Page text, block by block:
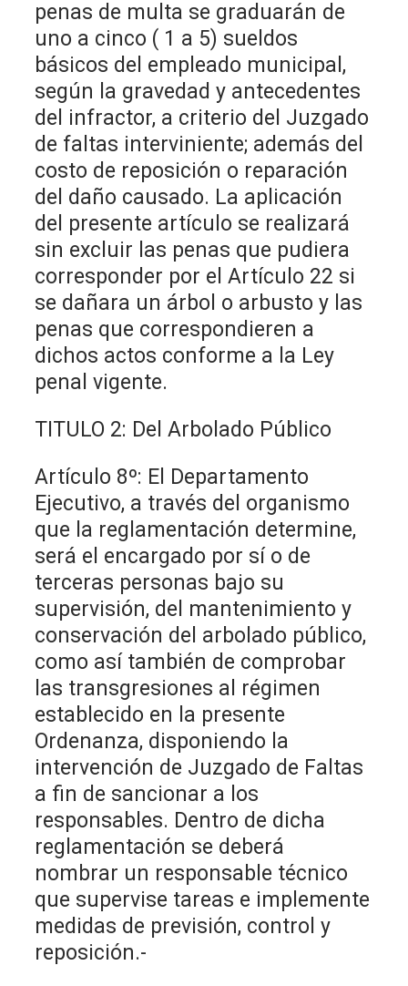
penas de multa se graduarán de
uno a cinco ( 1 a 5) sueldos
básicos del empleado municipal,
según la gravedad y antecedentes
del infractor, a criterio del Juzgado
de faltas interviniente; además del
costo de reposición o reparación
del daño causado. La aplicación
del presente artículo se realizará
sin excluir las penas que pudiera
corresponder por el Artículo 22 si
se dañara un árbol o arbusto y las
penas que correspondieren a
dichos actos conforme a la Ley
penal vigente.
TITULO 2: Del Arbolado Público
Artículo 8º: El Departamento
Ejecutivo, a través del organismo
que la reglamentación determine,
será el encargado por sí o de
terceras personas bajo su
supervisión, del mantenimiento y
conservación del arbolado público,
como así también de comprobar
las transgresiones al régimen
establecido en la presente
Ordenanza, disponiendo la
intervención de Juzgado de Faltas
a fin de sancionar a los
responsables. Dentro de dicha
reglamentación se deberá
nombrar un responsable técnico
que supervise tareas e implemente
medidas de previsión, control y
reposición.-